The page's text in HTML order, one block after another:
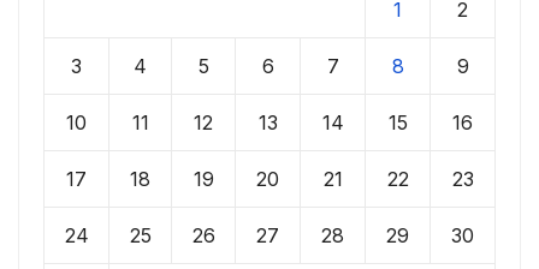
1 2
3 4 5 6 7 8 9
10 11 12 13 14 15 16
17 18 19 20 21 22 23
24 25 26 27 28 29 30